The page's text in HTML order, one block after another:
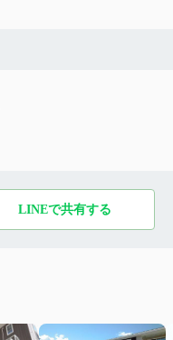
LINEで共有する